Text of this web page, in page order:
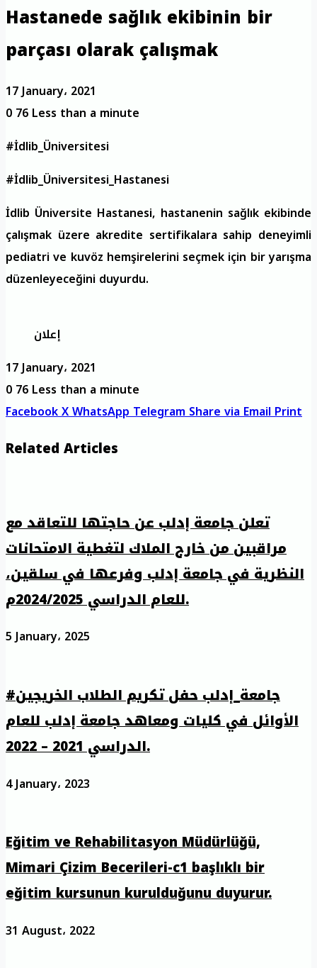
Hastanede sağlık ekibinin bir
parçası olarak çalışmak
17 January، 2021
076Less than a minute
#İdlib_Üniversitesi
#İdlib_Üniversitesi_Hastanesi
İdlib Üniversite Hastanesi, hastanenin sağlık ekibinde
çalışmak üzere akredite sertifikalara sahip deneyimli
pediatri ve kuvöz hemşirelerini seçmek için bir yarışma
düzenleyeceğini duyurdu.
إعلان
17 January، 2021
076Less than a minute
FacebookXWhatsAppTelegramShare via EmailPrint
Related Articles
تعلن جامعة إدلب عن حاجتها للتعاقد مع
مراقبين من خارج الملاك لتغطية الامتحانات
النظرية في جامعة إدلب وفرعها في سلقين،
للعام الدراسي 2024/2025م.
5 January، 2025
#جامعة_إدلب حفل تكريم الطلاب الخريجين
الأوائل في كليات ومعاهد جامعة إدلب للعام
الدراسي 2021 – 2022.
4 January، 2023
Eğitim ve Rehabilitasyon Müdürlüğü,
Mimari Çizim Becerileri-c1 başlıklı bir
eğitim kursunun kurulduğunu duyurur.
31 August، 2022